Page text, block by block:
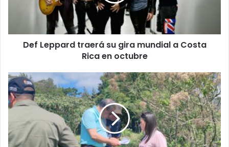
Rica
Def Leppard traerá su gira mundial a Costa
Rica en octubre
Coris
apuesta
por
el
turismo
verde
con